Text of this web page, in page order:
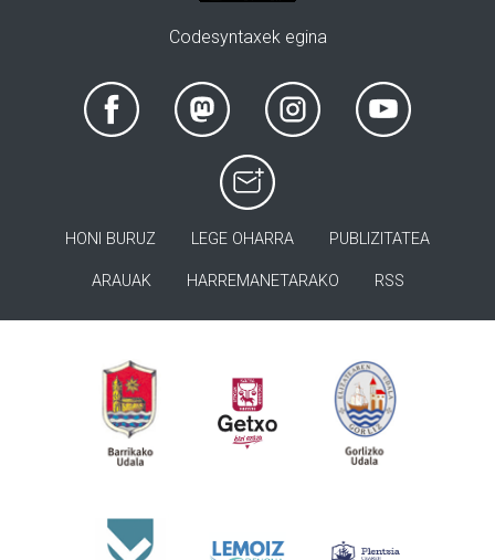
Codesyntaxek egina
HONI BURUZ LEGE OHARRA PUBLIZITATEA
ARAUAK HARREMANETARAKO RSS